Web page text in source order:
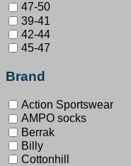
47-50
39-41
42-44
45-47
Brand
Action Sportswear
AMPO socks
Berrak
Billy
Cottonhill